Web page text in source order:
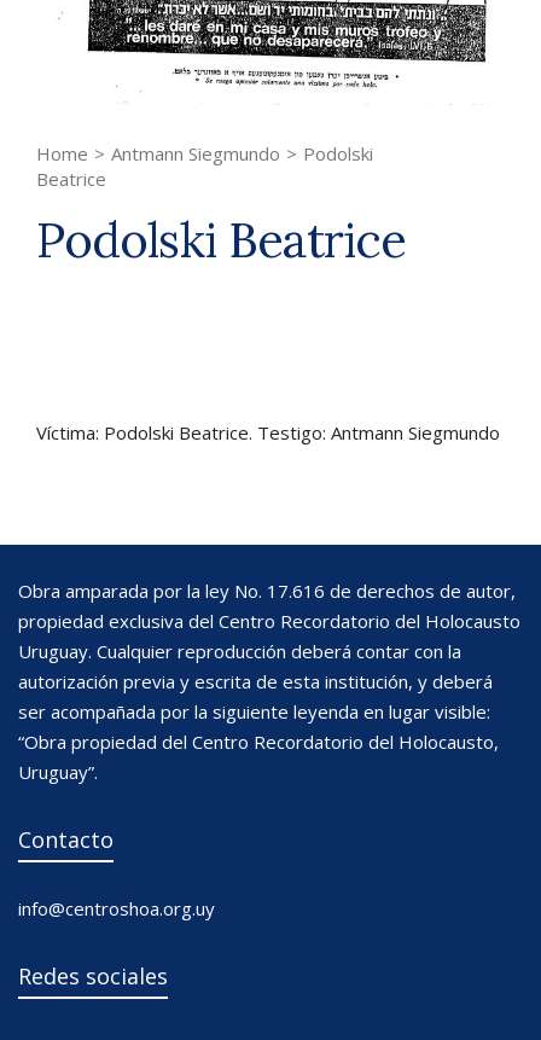
Home > Antmann Siegmundo > Podolski
Beatrice
Podolski Beatrice
Víctima: Podolski Beatrice. Testigo: Antmann Siegmundo
Obra amparada por la ley No. 17.616 de derechos de autor,
propiedad exclusiva del Centro Recordatorio del Holocausto
Uruguay. Cualquier reproducción deberá contar con la
autorización previa y escrita de esta institución, y deberá
ser acompañada por la siguiente leyenda en lugar visible:
“Obra propiedad del Centro Recordatorio del Holocausto,
Uruguay”.
Contacto
info@centroshoa.org.uy
Redes sociales